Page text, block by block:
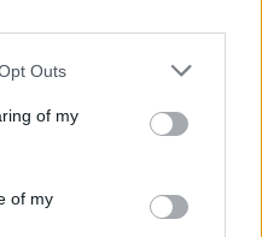
Outs
of my
of my
e la colloca al
tirato via, sostituito con un